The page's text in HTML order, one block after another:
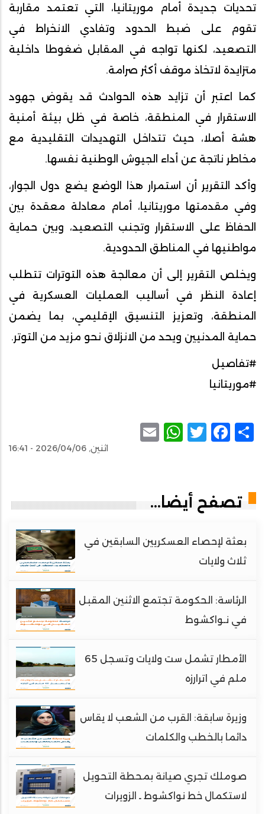
تحديات جديدة أمام موريتانيا، التي تعتمد مقاربة
تقوم على ضبط الحدود وتفادي الانخراط في
التصعيد، لكنها تواجه في المقابل ضغوطا داخلية
متزايدة لاتخاذ موقف أكثر صرامة.
كما اعتبر أن تزايد هذه الحوادث قد يقوض جهود
الاستقرار في المنطقة، خاصة في ظل بيئة أمنية
هشة أصلا، حيث تتداخل التهديدات التقليدية مع
مخاطر ناتجة عن أداء الجيوش الوطنية نفسها.
وأكد التقرير أن استمرار هذا الوضع يضع دول الجوار،
وفي مقدمتها موريتانيا، أمام معادلة معقدة بين
الحفاظ على الاستقرار وتجنب التصعيد، وبين حماية
مواطنيها في المناطق الحدودية.
ويخلص التقرير إلى أن معالجة هذه التوترات تتطلب
إعادة النظر في أساليب العمليات العسكرية في
المنطقة، وتعزيز التنسيق الإقليمي، بما يضمن
حماية المدنيين ويحد من الانزلاق نحو مزيد من التوتر.
#تفاصيل
#موريتانيا
Share
Facebook
Twitter
WhatsApp
اثنين, 2026/04/06 - 16:41
تصفح أيضا...
بعثة لإحصاء العسكريين السابقين في
ثلاث ولايات
الرئاسة: الحكومة تجتمع الاثنين المقبل
في نـواكشوط
الأمطار تشمل ست ولايات وتسجل 65
ملم في اترارزه
وزيرة سابقة: القرب من الشعب لا يقاس
دائما بالخطب والكلمات
صوملك تجري صيانة بمحطة التحويل
لاستكمال خط نواكشوط ـ الزويرات